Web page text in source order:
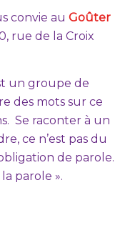
convie au Goûter
rue de la Croix
un groupe de
des mots sur ce
Se raconter à un
ce n’est pas du
de parole.
parole ».